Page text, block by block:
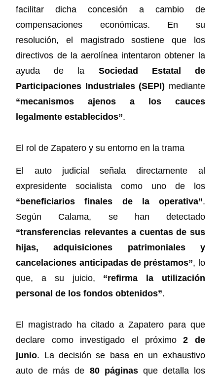
facilitar dicha concesión a cambio de
compensaciones económicas. En su
resolución, el magistrado sostiene que los
directivos de la aerolínea intentaron obtener la
ayuda de la Sociedad Estatal de
Participaciones Industriales (SEPI) mediante
“mecanismos ajenos a los cauces
legalmente establecidos”.
El rol de Zapatero y su entorno en la trama
El auto judicial señala directamente al
expresidente socialista como uno de los
“beneficiarios finales de la operativa”.
Según Calama, se han detectado
“transferencias relevantes a cuentas de sus
hijas, adquisiciones patrimoniales y
cancelaciones anticipadas de préstamos”, lo
que, a su juicio, “refirma la utilización
personal de los fondos obtenidos”.
El magistrado ha citado a Zapatero para que
declare como investigado el próximo2 de
junio. La decisión se basa en un exhaustivo
auto de más de 80 páginasque detalla los